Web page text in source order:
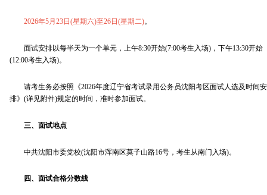
2026年5月23日(星期六)至26日(星期二)。
面试安排以每半天为一个单元，上午8:30开始(7:00考生入场)，下午13:30开始
(12:00考生入场)。
请考生务必按照《2026年度辽宁省考试录用公务员沈阳考区面试人选及时间安
排》(详见附件)规定的时间，准时参加面试。
三、面试地点
中共沈阳市委党校(沈阳市浑南区莫子山路16号，考生从南门入场)。
四、面试合格分数线